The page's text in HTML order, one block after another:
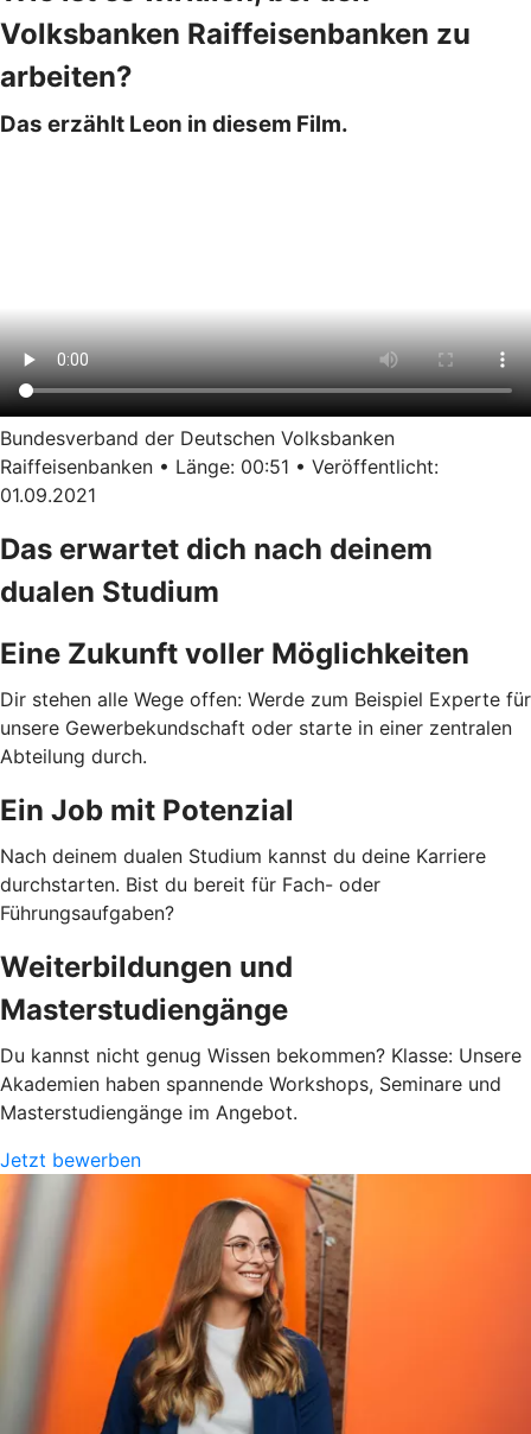
Volksbanken Raiffeisenbanken zu
arbeiten?
Das erzählt Leon in diesem Film.
Bundesverband der Deutschen Volksbanken
Raiffeisenbanken • Länge: 00:51 • Veröffentlicht:
01.09.2021
Das erwartet dich nach deinem
dualen Studium
Eine Zukunft voller Möglichkeiten
Dir stehen alle Wege offen: Werde zum Beispiel Experte für
unsere Gewerbekundschaft oder starte in einer zentralen
Abteilung durch.
Ein Job mit Potenzial
Nach deinem dualen Studium kannst du deine Karriere
durchstarten. Bist du bereit für Fach- oder
Führungsaufgaben?
Weiterbildungen und
Masterstudiengänge
Du kannst nicht genug Wissen bekommen? Klasse: Unsere
Akademien haben spannende Workshops, Seminare und
Masterstudiengänge im Angebot.
Jetzt bewerben